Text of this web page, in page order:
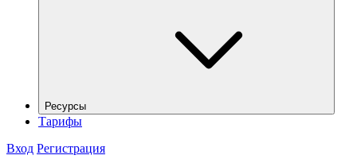
Ресурсы
Тарифы
Вход Регистрация